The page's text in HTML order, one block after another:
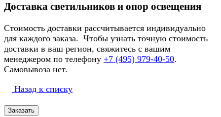
Доставка светильников и опор освещения
Стоимость доставки рассчитывается индивидуально
для каждого заказа. Чтобы узнать точную стоимость
доставки в ваш регион, свяжитесь с вашим
менеджером по телефону +7 (495) 979-40-50.
Самовывоза нет.
Назад к списку
Заказать